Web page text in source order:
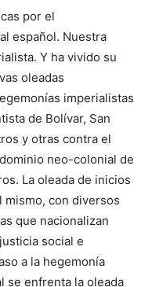
por el
español. Nuestra
Y ha vivido su
oleadas
imperialistas
de Bolívar, San
y otras contra el
neo-colonial de
La oleada de inicios
mismo, con diversos
que nacionalizan
social e
a la hegemonía
se enfrenta la oleada